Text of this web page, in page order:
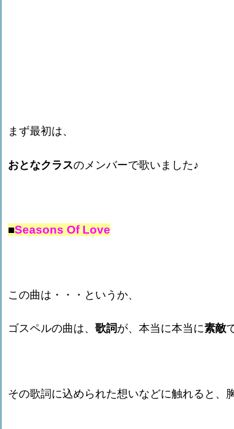
まず最初は、
おとなクラスのメンバーで歌いました♪
■Seasons Of Love
この曲は・・・というか、
ゴスペルの曲は、 歌詞が、本当に本当に素敵
その歌詞に込められた想いなどに触れると、